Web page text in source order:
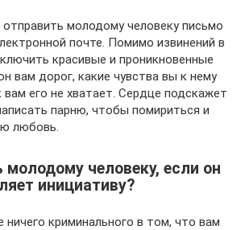
молодому человеку письмо
почте. Помимо извинений в
красивые и проникновенные
вам дорог, какие чувства вы к нему
его не хватает. Сердце подскажет
парню, чтобы помириться и
любовь.
молодому человеку, если он
инициативу?
ничего криминального в том, что вам